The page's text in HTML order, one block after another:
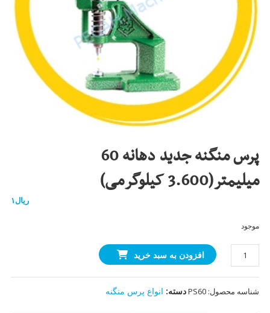
پرس منگنه جدید دهانه 60
میلیمتر(3.600 کیلوگرمی)
ریال۱
موجود
منگنه
جدید
دهانه
افزودن به سبد خرید
شناسه محصول: PS60دسته: انواع پرس منگنه